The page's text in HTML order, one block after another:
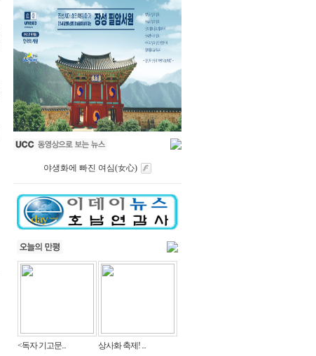
야생화에 빠진 여심(女心)
<독자 기고문... 상사화 축제! ...